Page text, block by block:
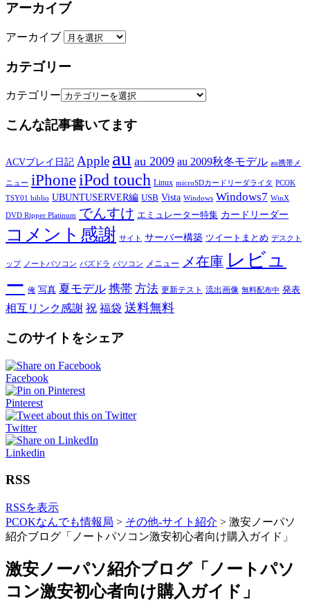
アーカイブ
アーカイブ
カテゴリー
カテゴリー
こんな記事書いてます
ACVプレイ日記 Apple au au 2009 au 2009秋冬モデル au携帯メ
ニュー iPhoneiPod touch Linux microSDカードリーダライタ PCOK
TSY01 biblio UBUNTUSERVER編 USB Vista Windows Windows7 WinX
DVD Ripper Platinum でんすけ エミュレーター特集 カードリーダー
コメント感謝 サイト サーバー構築 ツイートまとめ デスクト
ップ ノートパソコン パズドラ パソコン メニュー メ在庫 レビュ
ー 俺 写真 夏モデル 携帯 方法 更新テスト 流出画像 無料配布中 発表
相互リンク感謝 祝 福袋 送料無料
このサイトをシェア
Facebook
Pinterest
Twitter
Linkedin
RSS
RSSを表示
PCOKなんでも情報局 > その他-サイト紹介 > 激安ノーパソ
紹介ブログ「ノートパソコン激安初心者向け購入ガイド」
激安ノーパソ紹介ブログ「ノートパソ
コン激安初心者向け購入ガイド」